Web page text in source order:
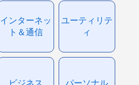
インターネッ
ト＆通信
ユーティリテ
ィ
ビジネス パーソナル